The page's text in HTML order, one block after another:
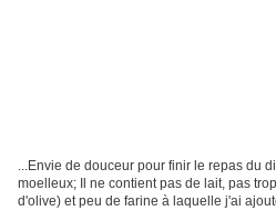
...Envie de douceur pour finir le repas du
moelleux; Il ne contient pas de lait, pas
d'olive) et peu de farine à laquelle j'ai